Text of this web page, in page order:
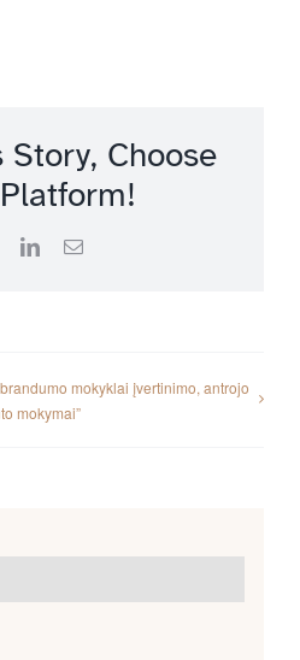
Choose
FacebookLinkedInEmail
mokyklai įvertinimo, antrojo
mokymai”